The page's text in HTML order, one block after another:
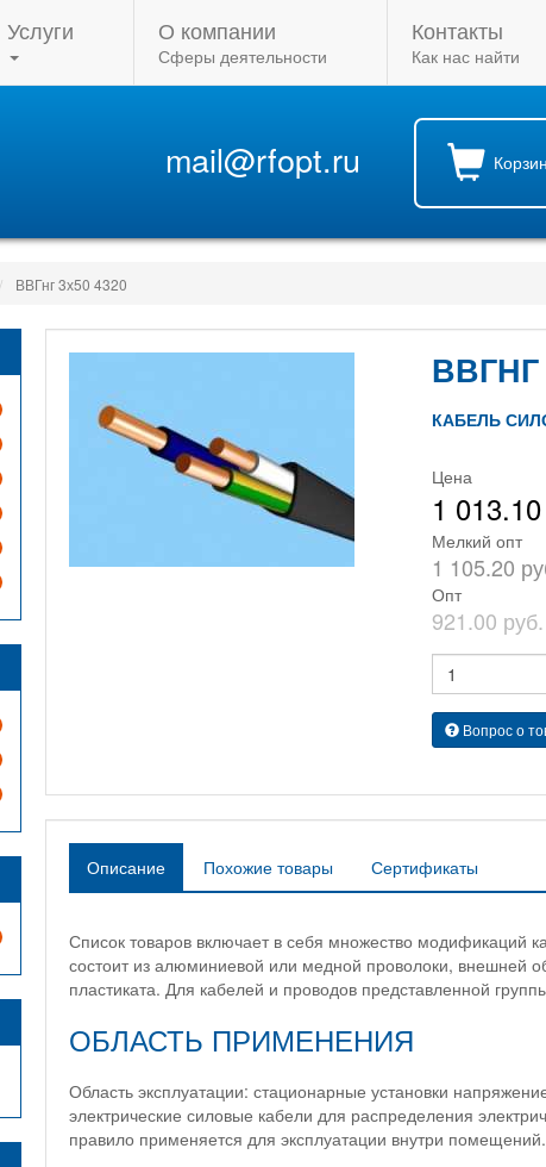
Услуги О компании
Сферы деятельности
Контакты
Как нас найти
mail@rfopt.ru
ВВГнг 3х50 4320
ВВГНГ
КАБЕЛЬ
Цена
1
Мелкий опт
1 105.20
Опт
921.00 руб.
Вопрос о
Описание Похожие товары Сертификаты
Список товаров включает в себя множество модификаций
состоит из алюминиевой или медной проволоки, внешней
пластиката. Для кабелей и проводов представленной
ОБЛАСТЬ ПРИМЕНЕНИЯ
Область эксплуатации: стационарные установки
электрические силовые кабели для распределения
правило применяется для эксплуатации внутри помещений.